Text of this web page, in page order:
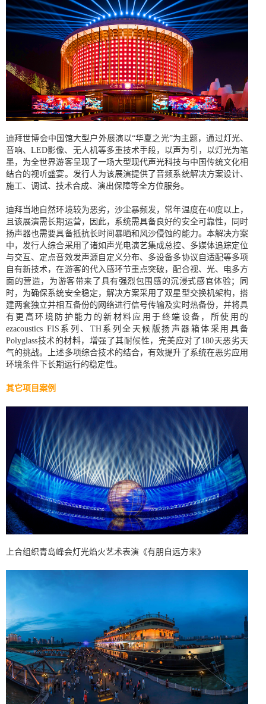
迪拜世博会中国馆大型户外展演以“华夏之光”为主题，通过灯光、
音响、LED影像、无人机等多重技术手段，以声为引，以灯光为笔
墨，为全世界游客呈现了一场大型现代声光科技与中国传统文化相
结合的视听盛宴。发行人为该展演提供了音频系统解决方案设计、
施工、调试、技术合成、演出保障等全方位服务。
迪拜当地自然环境较为恶劣，沙尘暴频发，常年温度在40度以上，
且该展演需长期运营，因此，系统需具备良好的安全可靠性，同时
扬声器也需要具备抵抗长时间暴晒和风沙侵蚀的能力。本解决方案
中，发行人综合采用了诸如声光电演艺集成总控、多媒体追踪定位
与交互、定点音效发声源自定义分布、多设备多协议自适配等多项
自有新技术，在游客的代入感环节重点突破，配合视、光、电多方
面的营造，为游客带来了具有强烈包围感的沉浸式感官体验；同
时，为确保系统安全稳定，解决方案采用了双星型交换机架构，搭
建两套独立并相互备份的网络进行信号传输及实时热备份，并将具
有更高环境防护能力的新材料应用于终端设备，所使用的
ezacoustics FIS系列、TH系列全天候版扬声器箱体采用具备
Polyglass技术的材料，增强了其耐候性，完美应对了180天恶劣天
气的挑战。上述多项综合技术的结合，有效提升了系统在恶劣应用
环境条件下长期运行的稳定性。
其它项目案例
上合组织青岛峰会灯光焰火艺术表演《有朋自远方来》